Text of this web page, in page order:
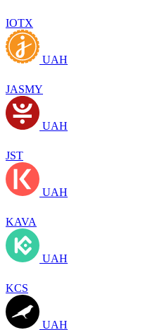
IOTX
UAH
JASMY
UAH
JST
UAH
KAVA
UAH
KCS
UAH